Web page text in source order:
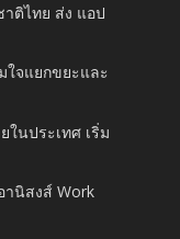
ติไทย ส่ง แอป
จแยกขยะและ
ในประเทศ เริ่ม
นิสงส์ Work